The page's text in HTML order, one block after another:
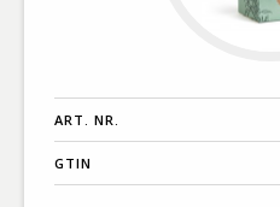
ART. NR.
GTIN